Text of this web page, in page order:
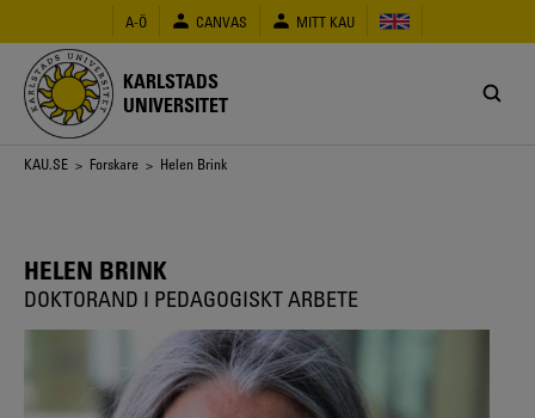
huvudinnehåll
A-Ö CANVAS MITT KAU
KARLSTADS
UNIVERSITET
Länkstig
KAU.SE > Forskare > Helen Brink
HELEN BRINK
DOKTORAND I PEDAGOGISKT ARBETE